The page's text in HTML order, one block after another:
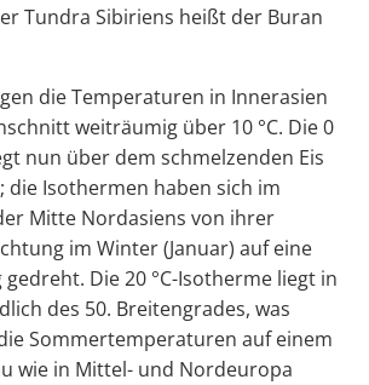
Tundra Sibiriens heißt der Buran
die Temperaturen in Innerasien
weiträumig über 10 °C. Die 0
nun über dem schmelzenden Eis
die Isothermen haben sich im
Mitte Nordasiens von ihrer
im Winter (Januar) auf eine
Die 20 °C-Isotherme liegt in
des 50. Breitengrades, was
Sommertemperaturen auf einem
wie in Mittel- und Nordeuropa